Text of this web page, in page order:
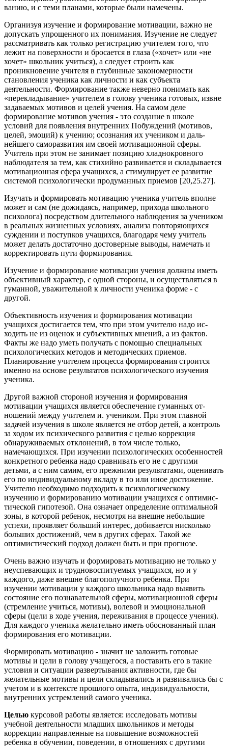
ванию, и с теми планами, которые были намечены.
Организуя изучение и формирование мотивации, важно не
допускать упрощенного их понимания. Изучение не сле­дует
рассматривать как только регистрацию учителем того, что
лежит на поверхности и бросается в глаза («хочет» или «не
хочет» школьник учиться), а следует строить как
проникновение учителя в глубинные закономерности
становления ученика как личности и как субъекта
деятельности. Формирование также неверно понимать как
«перекладывание» учителем в голову ученика готовых, из­вне
задаваемых мотивов и целей учения. На самом деле
формирование мотивов учения - это создание в школе
условий для появления внутренних Побуждений (мотивов,
целей, эмоций) к учению; осознания их учеником и даль­
нейшего саморазвития им своей мотивационной сферы.
Учитель при этом не занимает позицию хладнокровного
наблюдателя за тем, как стихийно развивается и складыва­ется
мотивационная сфера учащихся, а стимулирует ее развитие
системой психологически продуманных приемов [20,25.27].
Изучать и формировать мотивацию ученика учитель вполне
может и сам (не дожидаясь, например, прихода школьного
психолога) посредством длительного наблюде­ния за учеником
в реальных жизненных условиях, анализа повторяющихся
суждении и поступков учащихся, благода­ря чему учитель
может делать достаточно достоверные вы­воды, намечать и
корректировать пути формирования.
Изучение и формирование мотивации учения должны иметь
объективный характер, с одной стороны, и осущест­вляться в
гуманной, уважительной к личности ученика форме - с
другой.
Объективность изучения и формирования мотивации
учащихся достигается тем, что при этом учителю надо ис­
ходить не из оценок и субъективных мнений, а из фактов.
Факты же надо уметь получать с помощью специальных
психологических методов и методических приемов.
Планирование учителем процесса формирования строится
именно на основе результатов психологического изучения
ученика.
Другой важной стороной изучения и формирования
мотивации учащихся является обеспечение гуманных от­
ношений между учителем и. учеником. При этом главной
задачей изучения в школе является не отбор детей, а контроль
за ходом их психического развития с целью коррекция
обнаруживаемых отклонений, в том числе только,
намечающихся. При изучении психологических особенностей
конк­ретного ребенка надо сравнивать его не с другими
детьми, а с ним самим, его прежними результатами, оценивать
его по индивидуальному вкладу в то или иное достижение.
Учителю необходимо подходить к психологическому
изучению и формированию мотивации учащихся с оптимис­
тической гипотезой. Она означает определение оптималь­ной
зоны, в которой ребенок, несмотря на внешне неболь­шие
успехи, проявляет больший интерес, добивается ни­сколько
больших достижений, чем в других сферах. Такой же
оптимистический подход должен быть и при прогнозе.
Очень важно изучать и формировать мотивацию не только у
неуспевающих и трудновоспитуемых учащихся, но и у
каждого, даже внешне благополучного ребенка. При
изучении мотивации у каждого школьника надо выявить
состояние его познавательной сферы, мотивационной сферы
(стремление учиться, мотивы), волевой и эмоциональной
сферы (цели в ходе учения, переживания в процессе учения).
Для каждого ученика желательно иметь обоснованный план
формирования его мотивации.
Формировать мотивацию - значит не заложить го­товые
мотивы и цели в голову учащегося, а поста­вить его в такие
условия и ситуации развертывания актив­ности, где бы
желательные мотивы и цели складывались и развивались бы с
учетом и в контексте прошлого опыта, индивидуальности,
внутренних устремлений самого уче­ника.
Целью курсовой работы является: исследовать мотивы
учебной деятельности младших школьников и методы
коррекции направленные на повышение возможностей
ребенка в обучении, поведении, в отношениях с другими